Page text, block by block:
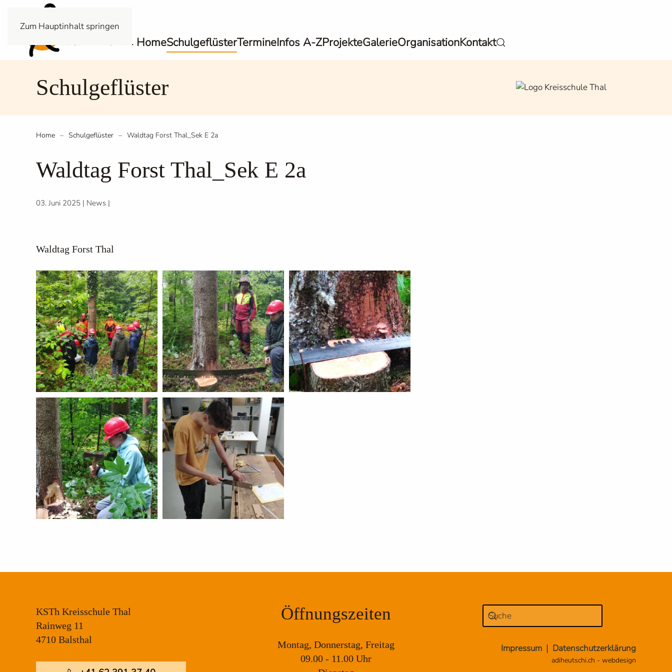
Zum Hauptinhalt springen
HomeSchulgeflüsterTermineInfos A-ZProjekteGalerieOrganisationKontakt
Schulgeflüster
Home Schulgeflüster Waldtag Forst Thal_Sek E 2a
Waldtag Forst Thal_Sek E 2a
03. Juni 2025 | News |
Waldtag Forst Thal
KSTh Kreisschule Thal
Rainweg 11
4710 Balsthal
Öffnungszeiten
Montag, Donnerstag, Freitag
09.00 - 11.00 Uhr
Impressum Datenschutzerklärung
adiheutschi.ch - webdesign